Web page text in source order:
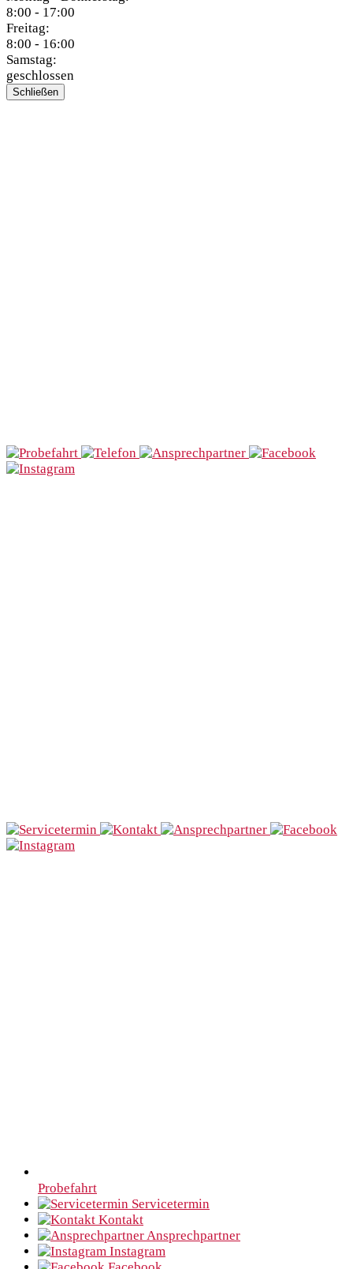
8:00 - 17:00
Freitag:
8:00 - 16:00
Samstag:
geschlossen
Schließen
Probefahrt
Servicetermin
Kontakt
Ansprechpartner
Instagram